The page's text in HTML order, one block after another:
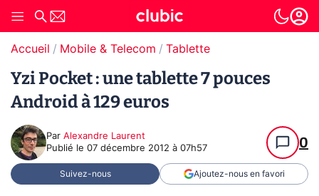
Accueil Mobile & Telecom Tablette
Yzi Pocket : une tablette 7 pouces
Android à 129 euros
Par Alexandre Laurent
Publié le 07 décembre 2012 à 07h57 0
Suivez-nous Ajoutez-nous en favori